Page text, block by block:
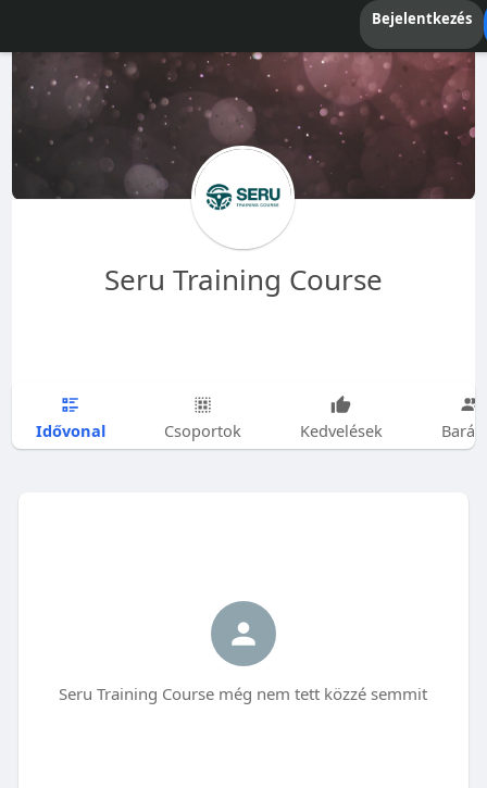
Bejelentkezés
Seru Training Course
Idővonal Csoportok Kedvelések
Seru Training Course még nem tett közzé semmit